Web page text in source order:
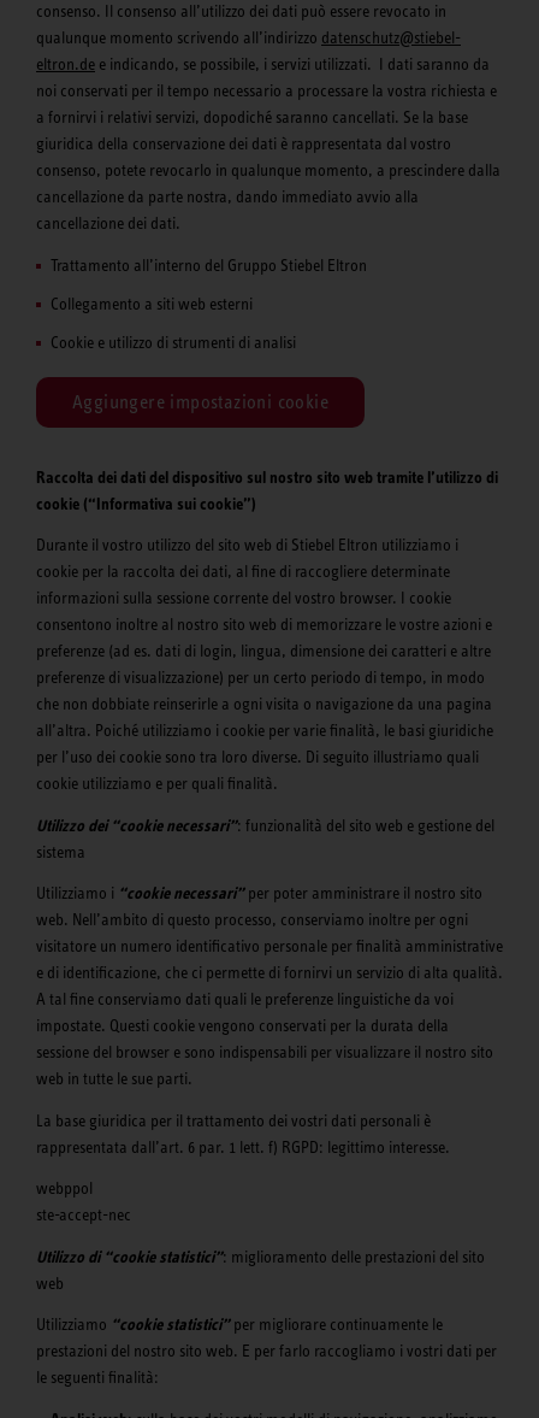
consenso. Il consenso all’utilizzo dei dati può essere revocato in
qualunque momento scrivendo all’indirizzo datenschutz@stiebel-
eltron.de e indicando, se possibile, i servizi utilizzati. I dati saranno da
noi conservati per il tempo necessario a processare la vostra richiesta e
a fornirvi i relativi servizi, dopodiché saranno cancellati. Se la base
giuridica della conservazione dei dati è rappresentata dal vostro
consenso, potete revocarlo in qualunque momento, a prescindere dalla
cancellazione da parte nostra, dando immediato avvio alla
cancellazione dei dati.
Trattamento all’interno del Gruppo Stiebel Eltron
Collegamento a siti web esterni
Cookie e utilizzo di strumenti di analisi
Aggiungere impostazioni cookie
Raccolta dei dati del dispositivo sul nostro sito web tramite l’utilizzo di
cookie (“Informativa sui cookie”)
Durante il vostro utilizzo del sito web di Stiebel Eltron utilizziamo i
cookie per la raccolta dei dati, al fine di raccogliere determinate
informazioni sulla sessione corrente del vostro browser. I cookie
consentono inoltre al nostro sito web di memorizzare le vostre azioni e
preferenze (ad es. dati di login, lingua, dimensione dei caratteri e altre
preferenze di visualizzazione) per un certo periodo di tempo, in modo
che non dobbiate reinserirle a ogni visita o navigazione da una pagina
all’altra. Poiché utilizziamo i cookie per varie finalità, le basi giuridiche
per l’uso dei cookie sono tra loro diverse. Di seguito illustriamo quali
cookie utilizziamo e per quali finalità.
Utilizzo dei “cookie necessari”: funzionalità del sito web e gestione del
sistema
Utilizziamo i “cookie necessari”per poter amministrare il nostro sito
web. Nell’ambito di questo processo, conserviamo inoltre per ogni
visitatore un numero identificativo personale per finalità amministrative
e di identificazione, che ci permette di fornirvi un servizio di alta qualità.
A tal fine conserviamo dati quali le preferenze linguistiche da voi
impostate. Questi cookie vengono conservati per la durata della
sessione del browser e sono indispensabili per visualizzare il nostro sito
web in tutte le sue parti.
La base giuridica per il trattamento dei vostri dati personali è
rappresentata dall’art. 6 par. 1 lett. f) RGPD: legittimo interesse.
webppol
ste-accept-nec
Utilizzo di “cookie statistici”: miglioramento delle prestazioni del sito
web
Utilizziamo “cookie statistici”per migliorare continuamente le
prestazioni del nostro sito web. E per farlo raccogliamo i vostri dati per
le seguenti finalità: